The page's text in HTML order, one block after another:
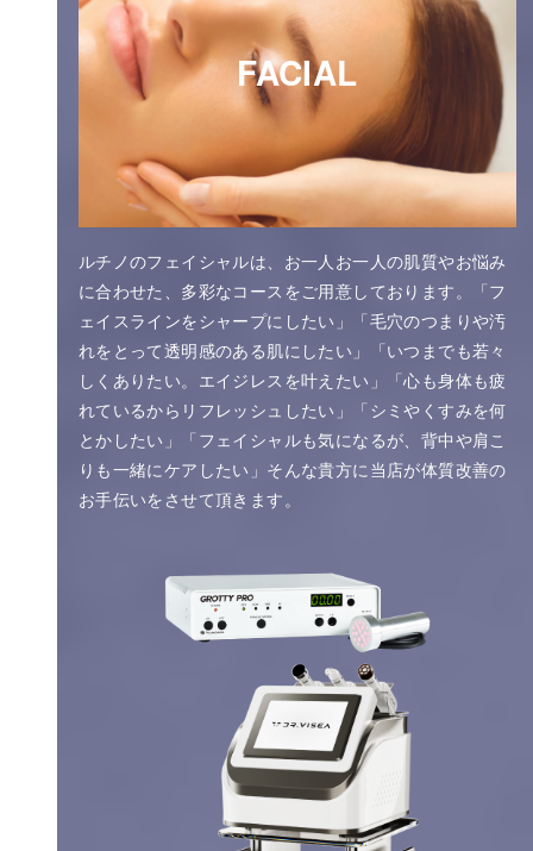
FACIAL
ルチノのフェイシャルは、お一人お一人の肌質やお悩み
に合わせた、多彩なコースをご用意しております。「フ
ェイスラインをシャープにしたい」「毛穴のつまりや汚
れをとって透明感のある肌にしたい」「いつまでも若々
しくありたい。エイジレスを叶えたい」「心も身体も疲
れているからリフレッシュしたい」「シミやくすみを何
とかしたい」「フェイシャルも気になるが、背中や肩こ
りも一緒にケアしたい」そんな貴方に当店が体質改善の
お手伝いをさせて頂きます。